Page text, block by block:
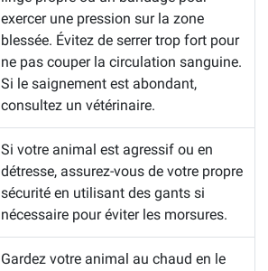
exercer une pression sur la zone
blessée. Évitez de serrer trop fort pour
ne pas couper la circulation sanguine.
Si le saignement est abondant,
consultez un vétérinaire.
Si votre animal est agressif ou en
détresse, assurez-vous de votre propre
sécurité en utilisant des gants si
nécessaire pour éviter les morsures.
Gardez votre animal au chaud en le